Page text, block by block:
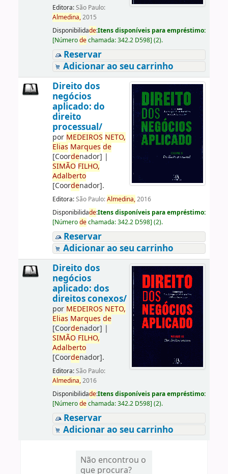
Editora:São Paulo:
Almedina,2015
Disponibilidade:Itens disponíveis para empréstimo:
[Númerodechamada:342.2 D598] (2).
Reservar
Adicionar ao seu carrinho
Direito dos
negócios
aplicado: do
direito
processual/
por MEDEIROS NETO,
Elias Marques de
[Coordenador] |
SIMÃO FILHO,
Adalberto
[Coordenador].
Editora:São Paulo:Almedina,2016
Disponibilidade:Itens disponíveis para empréstimo:
[Númerodechamada:342.2 D598] (2).
Reservar
Adicionar ao seu carrinho
Direito dos
negócios
aplicado: dos
direitos conexos/
por MEDEIROS NETO,
Elias Marques de
[Coordenador] |
SIMÃO FILHO,
Adalberto
[Coordenador].
Editora:São Paulo:
Almedina,2016
Disponibilidade:Itens disponíveis para empréstimo:
[Númerodechamada:342.2 D598] (2).
Reservar
Adicionar ao seu carrinho
Não encontrou o
que procura?